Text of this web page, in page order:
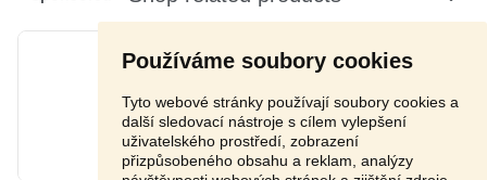
Používáme soubory cookies
Tyto webové stránky používají soubory cookies a
další sledovací nástroje s cílem vylepšení
uživatelského prostředí, zobrazení
přizpůsobeného obsahu a reklam, analýzy